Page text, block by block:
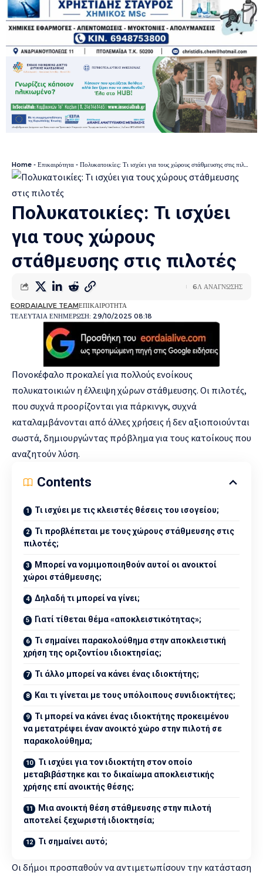
Home - Επικαιρότητα - Πολυκατοικίες: Τι ισχύει για τους χώρους στάθμευσης στις πιλοτές
Πολυκατοικίες: Τι ισχύει
για τους χώρους
στάθμευσης στις πιλοτές
ΤΕΛΕΥΤΑΙΑ ΕΝΗΜΕΡΩΣΗ: 29/10/2025 08:18
EORDAIALIVE TEAMΕΠΙΚΑΙΡΟΤΗΤΑ
6Λ ΑΝΑΓΝΩΣΗΣ
Πονοκέφαλο προκαλεί για πολλούς ενοίκους
πολυκατοικιών η έλλειψη χώρων στάθμευσης. Οι πιλοτές,
που συχνά προορίζονται για πάρκινγκ, συχνά
καταλαμβάνονται από άλλες χρήσεις ή δεν αξιοποιούνται
σωστά, δημιουργώντας πρόβλημα για τους κατοίκους που
αναζητούν λύση.
Contents
Τι ισχύει με τις κλειστές θέσεις του ισογείου;
Τι προβλέπεται με τους χώρους στάθμευσης στις
πιλοτές;
Μπορεί να νομιμοποιηθούν αυτοί οι ανοικτοί
χώροι στάθμευσης;
Δηλαδή τι μπορεί να γίνει;
Γιατί τίθεται θέμα «αποκλειστικότητας»;
Τι σημαίνει παρακολούθημα στην αποκλειστική
χρήση της οριζοντίου ιδιοκτησίας;
Τι άλλο μπορεί να κάνει ένας ιδιοκτήτης;
Και τι γίνεται με τους υπόλοιπους συνιδιοκτήτες;
Τι μπορεί να κάνει ένας ιδιοκτήτης προκειμένου
να μετατρέψει έναν ανοικτό χώρο στην πιλοτή σε
παρακολούθημα;
Τι ισχύει για τον ιδιοκτήτη στον οποίο
μεταβιβάστηκε και το δικαίωμα αποκλειστικής
χρήσης επί ανοικτής θέσης;
Μια ανοικτή θέση στάθμευσης στην πιλοτή
αποτελεί ξεχωριστή ιδιοκτησία;
Τι σημαίνει αυτό;
Οι δήμοι προσπαθούν να αντιμετωπίσουν την κατάσταση